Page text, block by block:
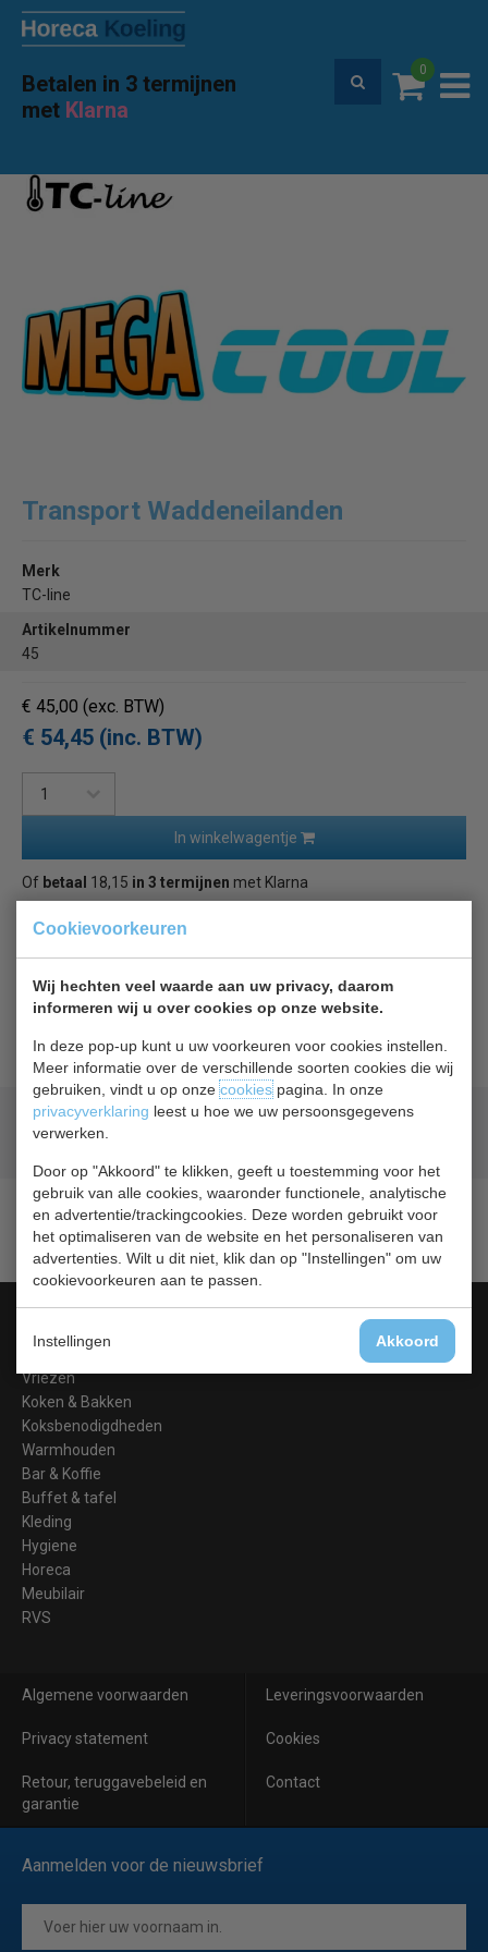
Cookievoorkeuren
Wij hechten veel waarde aan uw privacy, daarom
informeren wij u over cookies op onze website.
In deze pop-up kunt u uw voorkeuren voor cookies instellen.
Meer informatie over de verschillende soorten cookies die wij
gebruiken, vindt u op onzecookiespagina. In onze
privacyverklaring leest u hoe we uw persoonsgegevens
verwerken.
Door op "Akkoord" te klikken, geeft u toestemming voor het
gebruik van alle cookies, waaronder functionele, analytische
en advertentie/trackingcookies. Deze worden gebruikt voor
het optimaliseren van de website en het personaliseren van
advertenties. Wilt u dit niet, klik dan op "Instellingen" om uw
cookievoorkeuren aan te passen.
Instellingen Akkoord
Betalen in 3 termijnen
met Klarna
0
Premium service en garantie
Home Accessoires
Transport Waddeneilanden
Merk
TC-line
Artikelnummer
45
€ 45,00 (exc. BTW)
€ 54,45 (inc. BTW)
In winkelwagentje
Of betaal 18,15 in 3 termijnen met Klarna
Terug naar overzicht
Beschrijving
Geld terugprijsgarantie
Lage prijzen hoge service
Categorieën
Vriezen
Koken & Bakken
Koksbenodigdheden
Warmhouden
Bar & Koffie
Buffet & tafel
Kleding
Hygiene
Horeca
Meubilair
RVS
Algemene voorwaarden Leveringsvoorwaarden
Privacy statement Cookies
Retour, teruggavebeleid en
garantie
Contact
Aanmelden voor de nieuwsbrief